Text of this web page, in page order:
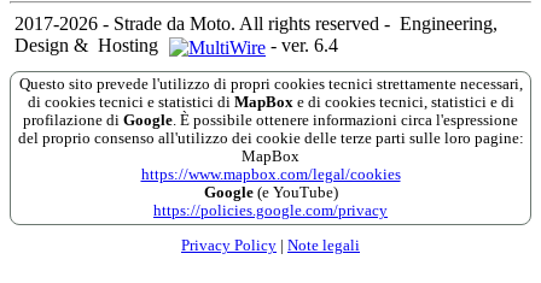
2017-2026 - Strade da Moto. All rights reserved - Engineering,
Design & Hosting - ver. 6.4
Questo sito prevede l'utilizzo di propri cookies tecnici strettamente necessari,
di cookies tecnici e statistici di MapBox e di cookies tecnici, statistici e di
profilazione di Google . È possibile ottenere informazioni circa l'espressione
del proprio consenso all'utilizzo dei cookie delle terze parti sulle loro pagine:
MapBox
https://www.mapbox.com/legal/cookies
Google(e YouTube)
https://policies.google.com/privacy
Privacy Policy | Note legali